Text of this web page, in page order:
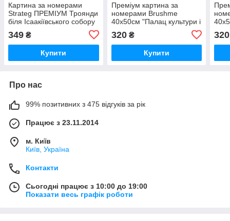
Картина за номерами
Strateg ПРЕМІУМ Троянди
біля Ісаакіївського собору
з лаком розміром 40х50
см (GS1241)
349 ₴
Купити
Преміум картина за
номерами Brushme
40x50см "Палац культури і
PBS54534
320₴
Купити
320
Про нас
99% позитивних з 475 відгуків за рік
Працює з 23.11.2014
м. Київ
Київ, Україна
Контакти
Сьогодні працює з 10:00 до 19:00
Показати весь графік роботи